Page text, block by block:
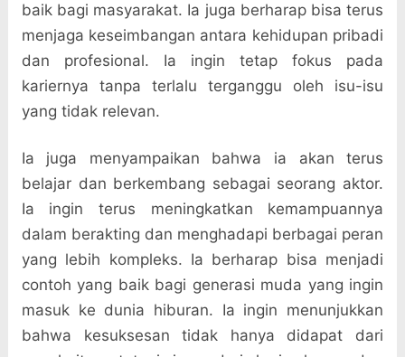
baik bagi masyarakat. Ia juga berharap bisa terus
menjaga keseimbangan antara kehidupan pribadi
dan profesional. Ia ingin tetap fokus pada
kariernya tanpa terlalu terganggu oleh isu-isu
yang tidak relevan.
Ia juga menyampaikan bahwa ia akan terus
belajar dan berkembang sebagai seorang aktor.
Ia ingin terus meningkatkan kemampuannya
dalam berakting dan menghadapi berbagai peran
yang lebih kompleks. Ia berharap bisa menjadi
contoh yang baik bagi generasi muda yang ingin
masuk ke dunia hiburan. Ia ingin menunjukkan
bahwa kesuksesan tidak hanya didapat dari